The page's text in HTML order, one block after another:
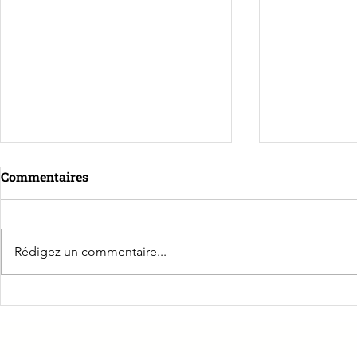
Commentaires
Rédigez un commentaire...